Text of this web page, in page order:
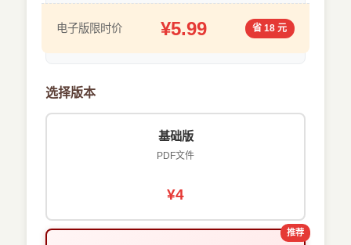
电子版限时价 ¥5.99 省 18 元
选择版本
基础版
PDF文件
¥4
推荐